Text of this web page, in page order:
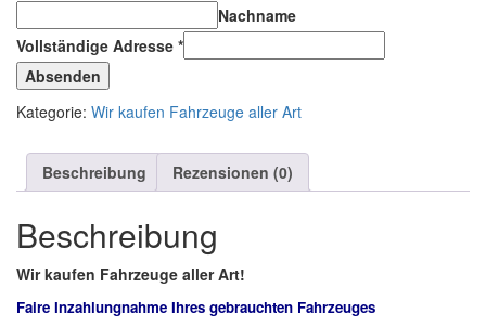
Nachname
Vollständige Adresse *
Absenden
Kategorie: Wir kaufen Fahrzeuge aller Art
Beschreibung Rezensionen (0)
Beschreibung
Wir kaufen Fahrzeuge aller Art!
Faire Inzahlungnahme Ihres gebrauchten Fahrzeuges